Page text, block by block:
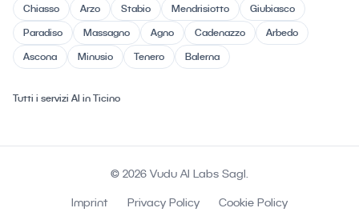
Chiasso
Arzo Stabio Mendrisiotto
Giubiasco
Paradiso
Massagno Agno Cadenazzo
Arbedo
Ascona
Minusio Tenero Balerna
Tutti i servizi AI in Ticino
© 2026 Vudu AI Labs Sagl.
Imprint Privacy Policy Cookie Policy